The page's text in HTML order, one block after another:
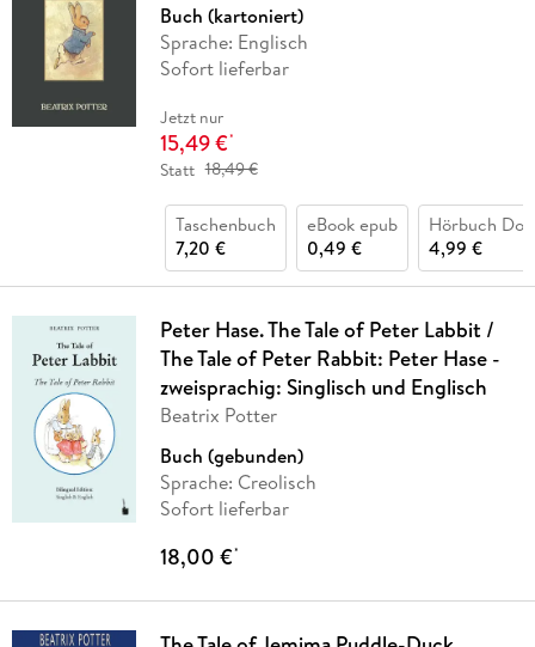
Buch (kartoniert)
Sprache: Englisch
Sofort lieferbar
Jetzt nur
15,49 €*
Statt 18,49 €
Taschenbuch
7,20 €
eBook epub
0,49 €
Hörbuch
4,99 €
Peter Hase. The Tale of Peter Labbit /
The Tale of Peter Rabbit: Peter Hase -
zweisprachig: Singlisch und Englisch
Beatrix Potter
Buch (gebunden)
Sprache: Creolisch
Sofort lieferbar
18,00 €*